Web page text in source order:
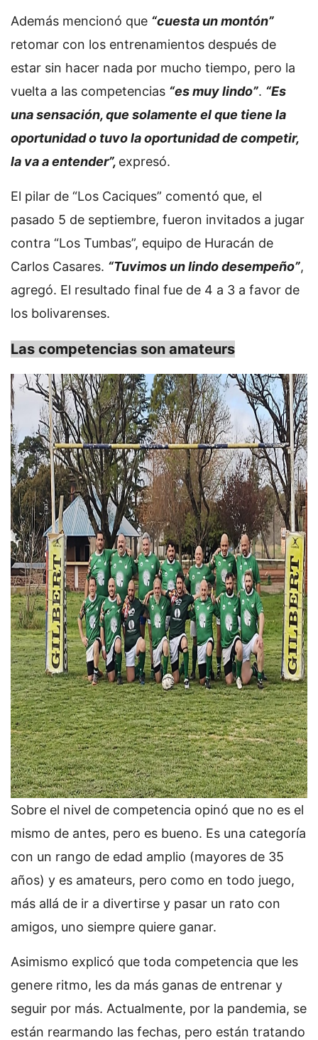
Además mencionó que “cuesta un montón”
retomar con los entrenamientos después de
estar sin hacer nada por mucho tiempo, pero la
vuelta a las competencias “es muy lindo”. “Es
una sensación, que solamente el que tiene la
oportunidad o tuvo la oportunidad de competir,
la va a entender”, expresó.
El pilar de “Los Caciques” comentó que, el
pasado 5 de septiembre, fueron invitados a jugar
contra “Los Tumbas”, equipo de Huracán de
Carlos Casares. “Tuvimos un lindo desempeño”,
agregó. El resultado final fue de 4 a 3 a favor de
los bolivarenses.
Las competencias son amateurs
Sobre el nivel de competencia opinó que no es el
mismo de antes, pero es bueno. Es una categoría
con un rango de edad amplio (mayores de 35
años) y es amateurs, pero como en todo juego,
más allá de ir a divertirse y pasar un rato con
amigos, uno siempre quiere ganar.
Asimismo explicó que toda competencia que les
genere ritmo, les da más ganas de entrenar y
seguir por más. Actualmente, por la pandemia, se
están rearmando las fechas, pero están tratando